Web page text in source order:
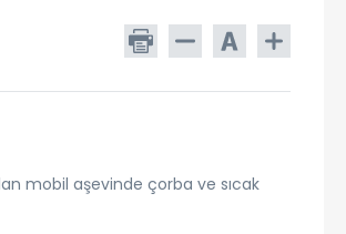
mobil aşevinde çorba ve sıcak